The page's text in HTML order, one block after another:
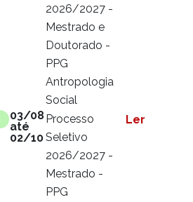
2026/2027 -
Mestrado e
Doutorado -
PPG
Antropologia
Social
03/08
até
02/10
Processo
Seletivo
2026/2027 -
Mestrado -
PPG
Ler mais